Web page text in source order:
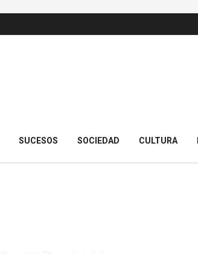
SUCESOS SOCIEDAD CULTURA